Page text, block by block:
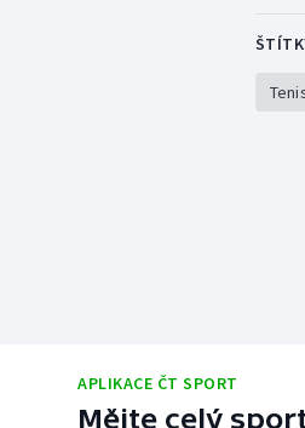
APLIKACE ČT SPORT
Mějte celý